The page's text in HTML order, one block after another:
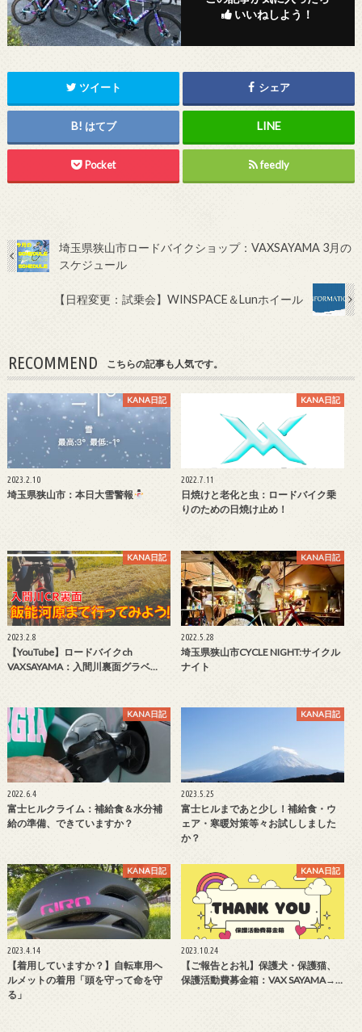
いいねしよう！
ツイート シェア
はてブ
Pocket feedly
埼玉県狭山市ロードバイクショップ：VAXSAYAMA 3月の
スケジュール
【日程変更：試乗会】WINSPACE＆Lunホイール
RECOMMEND こちらの記事も人気です。
KANA日記
2023.2.10
埼玉県狭山市：本日大雪警報
KANA日記
2022.7.11
日焼けと老化と虫：ロードバイク乗
りのための日焼け止め！
KANA日記
2023.2.8
【YouTube】ロードバイクch
VAXSAYAMA：入間川裏面グラベ…
KANA日記
2022.5.28
埼玉県狭山市CYCLE NIGHT:サイクル
ナイト
KANA日記
2022.6.4
富士ヒルクライム：補給食＆水分補
給の準備、できていますか？
KANA日記
2023.5.25
富士ヒルまであと少し！補給食・ウ
ェア・寒暖対策等々お試ししました
か？
KANA日記
2023.4.14
【着用していますか？】自転車用ヘ
ルメットの着用「頭を守って命を守
る」
KANA日記
2023.10.24
【ご報告とお礼】保護犬・保護猫、
保護活動費募金箱：VAX SAYAMA→…